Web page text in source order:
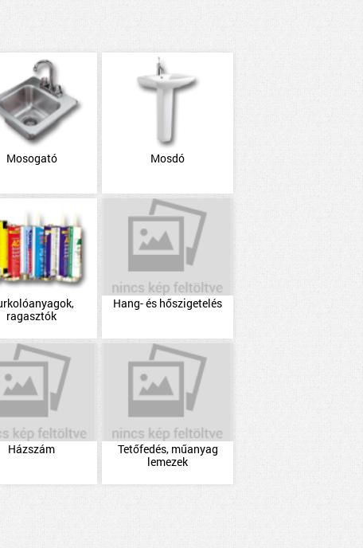
Mosogató Mosdó
ragasztók
Hang- és hőszigetelés
Házszám
Tetőfedés, műanyag
lemezek